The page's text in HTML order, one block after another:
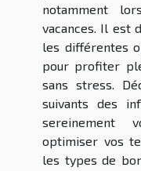
notamment
vacances. Il est
les différentes
pour profiter
sans stress.
suivants des
sereinement
optimiser vos
les types de